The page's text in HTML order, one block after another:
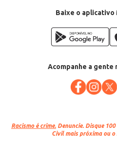
Baixe o aplicativo
Acompanhe a gente
Racismo é crime. Denuncie. Disque
Civil mais próxima ou